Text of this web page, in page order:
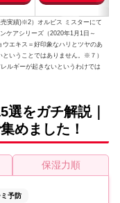
実績)※2）オルビス ミスターにて
ケアシリーズ（2020年1月1日～
エキス＝好印象なハリとツヤのあ
いうことではありません。※７）
ルギーが起きないというわけでは
をガチ解説｜
めました！
保湿力順
ミ予防